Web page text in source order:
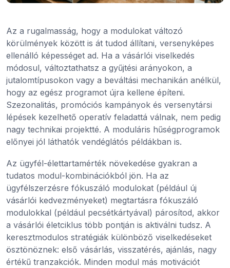
Az a rugalmasság, hogy a modulokat változó
körülmények között is át tudod állítani, versenyképes
ellenálló képességet ad. Ha a vásárlói viselkedés
módosul, változtathatsz a gyűjtési arányokon, a
jutalomtípusokon vagy a beváltási mechanikán anélkül,
hogy az egész programot újra kellene építeni.
Szezonalitás, promóciós kampányok és versenytársi
lépések kezelhető operatív feladattá válnak, nem pedig
nagy technikai projektté. A moduláris hűségprogramok
előnyei jól láthatók vendéglátós példákban is.
Az ügyfél-élettartamérték növekedése gyakran a
tudatos modul-kombinációkból jön. Ha az
ügyfélszerzésre fókuszáló modulokat (például új
vásárlói kedvezményeket) megtartásra fókuszáló
modulokkal (például pecsétkártyával) párosítod, akkor
a vásárlói életciklus több pontján is aktiválni tudsz. A
keresztmodulos stratégiák különböző viselkedéseket
ösztönöznek: első vásárlás, visszatérés, ajánlás, nagy
értékű tranzakciók. Minden modul más motivációt